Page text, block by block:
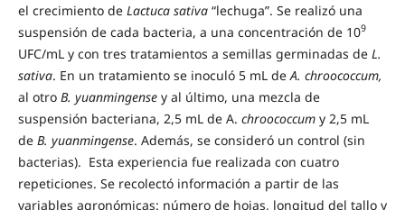
el crecimiento de Lactuca sativa“lechuga”. Se realizó una
suspensión de cada bacteria, a una concentración de 109
UFC/mL y con tres tratamientos a semillas germinadas de L.
sativa. En un tratamiento se inoculó 5 mL de A. chroococcum,
al otro B. yuanmingense y al último, una mezcla de
suspensión bacteriana, 2,5 mL de A. chroococcumy 2,5 mL
de B. yuanmingense. Además, se consideró un control (sin
bacterias). Esta experiencia fue realizada con cuatro
repeticiones. Se recolectó información a partir de las
variables agronómicas: número de hojas, longitud del tallo y